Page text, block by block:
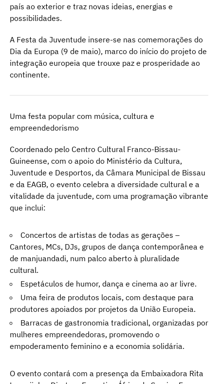
país ao exterior e traz novas ideias, energias e
possibilidades.
A Festa da Juventude insere-se nas comemorações do
Dia da Europa (9 de maio), marco do início do projeto de
integração europeia que trouxe paz e prosperidade ao
continente.
Uma festa popular com música, cultura e
empreendedorismo
Coordenado pelo Centro Cultural Franco-Bissau-
Guineense, com o apoio do Ministério da Cultura,
Juventude e Desportos, da Câmara Municipal de Bissau
e da EAGB, o evento celebra a diversidade cultural e a
vitalidade da juventude, com uma programação vibrante
que inclui:
Concertos de artistas de todas as gerações –
Cantores, MCs, DJs, grupos de dança contemporânea e
de manjuandadi, num palco aberto à pluralidade
cultural.
Espetáculos de humor, dança e cinema ao ar livre.
Uma feira de produtos locais, com destaque para
produtores apoiados por projetos da União Europeia.
Barracas de gastronomia tradicional, organizadas por
mulheres empreendedoras, promovendo o
empoderamento feminino e a economia solidária.
O evento contará com a presença da Embaixadora Rita